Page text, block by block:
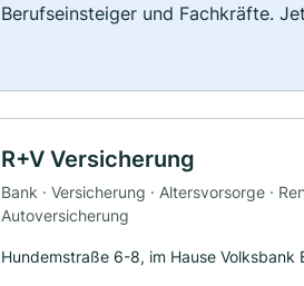
Berufseinsteiger und Fachkräfte.
R+V Versicherung
Bank · Versicherung · Altersvorsorge ·
Autoversicherung
Hundemstraße 6-8, im Hause